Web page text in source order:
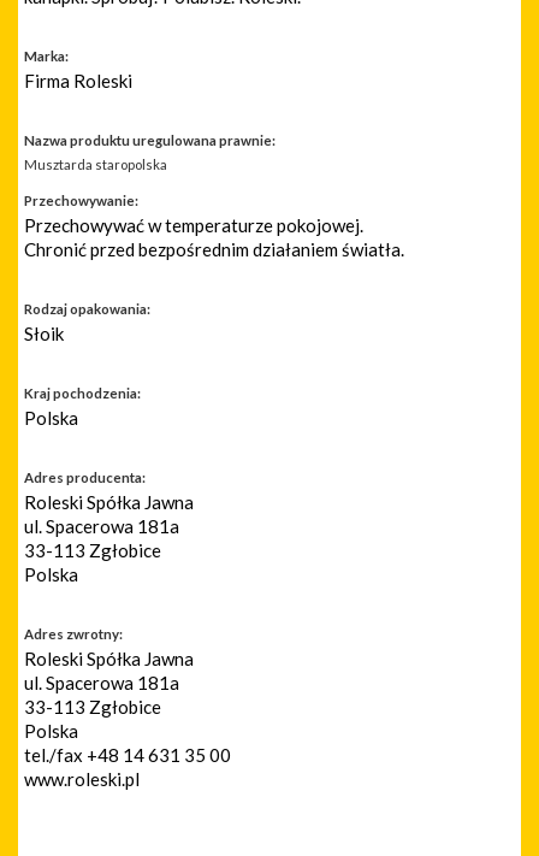
Marka:
Firma Roleski
Nazwa produktu uregulowana prawnie:
Musztarda staropolska
Przechowywanie:
Przechowywać w temperaturze pokojowej.
Chronić przed bezpośrednim działaniem światła.
Rodzaj opakowania:
Słoik
Kraj pochodzenia:
Polska
Adres producenta:
Roleski Spółka Jawna
ul. Spacerowa 181a
33-113 Zgłobice
Polska
Adres zwrotny:
Roleski Spółka Jawna
ul. Spacerowa 181a
33-113 Zgłobice
Polska
tel./fax +48 14 631 35 00
www.roleski.pl